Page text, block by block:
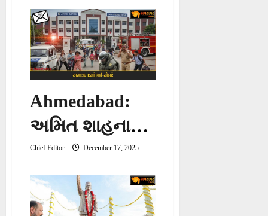
તૈયારી… ગૃહ
મંત્રી Amit
Shahએ આપ્યો
દેશવ્યાપી
‘એન્ટી-ટેરર
ગ્રીડ’નો મંત્ર
Ahmedabad:
અમિત શાહના
લોકસભા
વિસ્તારની
જાણીતી સ્કૂલોને
Chief Editor December 17, 2025